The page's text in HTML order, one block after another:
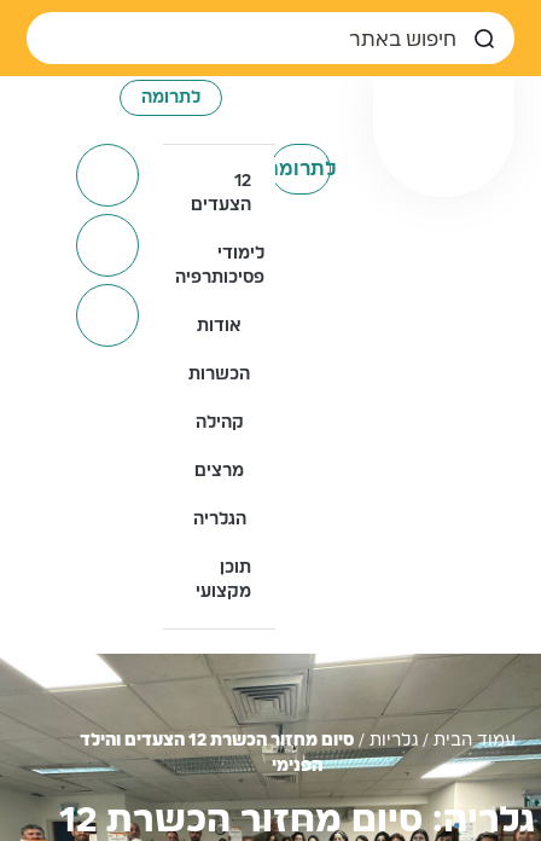
לתרומה
לתרומה
12
הצעדים
לימודי
פסיכותרפיה
אודות
הכשרות
קהילה
מרצים
הגלריה
תוכן
מקצועי
עמוד הבית /גלריות /
סיום מחזור הכשרת 12 הצעדים והילד
הפנימי
גלריה: סיום מחזור הכשרת 12